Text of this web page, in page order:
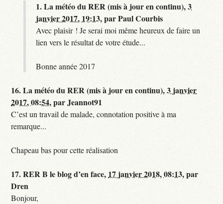
1.La météo du RER (mis à jour en continu),3
janvier 2017, 19:13,parPaul Courbis
Avec plaisir ! Je serai moi même heureux de faire un
lien vers le résultat de votre étude...
Bonne année 2017
16.La météo du RER (mis à jour en continu),3 janvier
2017, 08:54,parJeannot91
C’est un travail de malade, connotation positive à ma
remarque...
Chapeau bas pour cette réalisation
17.RER B le blog d’en face, 17 janvier 2018, 08:13,par
Dren
Bonjour,